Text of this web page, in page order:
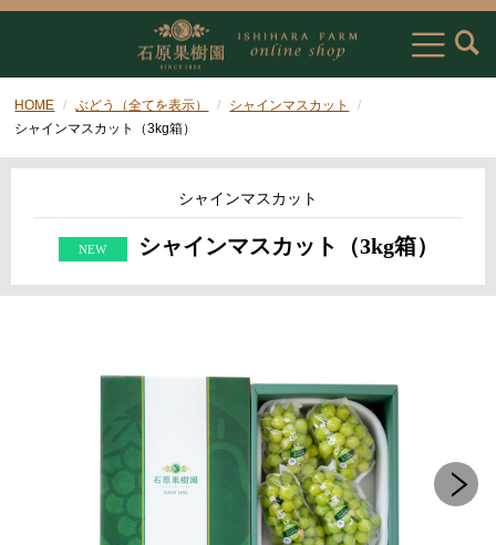
HOME ぶどう（全てを表示）
シャインマスカット
シャインマスカット（3kg箱）
シャインマスカット
シャインマスカット（3kg箱）